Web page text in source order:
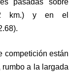
km.) y en el
competición están
a la largada